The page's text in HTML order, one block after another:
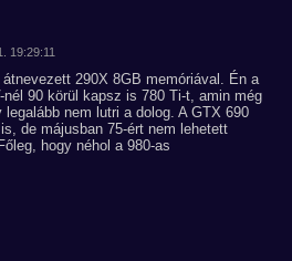
19:29:11
290X 8GB memóriával. Én a
nél 90 körül kapsz is 780 Ti-t, amin még
nem lutri a dolog. A GTX 690
de májusban 75-ért nem lehetett
hogy néhol a 980-as